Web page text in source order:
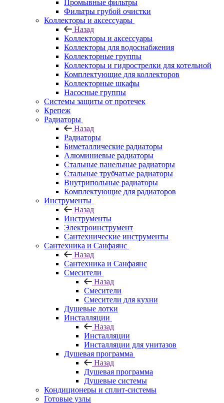
Промывные фильтры
Фильтры грубой очистки
Коллекторы и аксессуары
Назад
Коллекторы и аксессуары
Коллекторы для водоснабжения
Коллекторные группы
Коллекторы и гидрострелки для котельной
Комплектующие для коллекторов
Коллекторные шкафы
Насосные группы
Системы защиты от протечек
Крепеж
Радиаторы
Назад
Радиаторы
Биметаллические радиаторы
Алюминиевые радиаторы
Стальные панельные радиаторы
Стальные трубчатые радиаторы
Внутрипольные радиаторы
Комплектующие для радиаторов
Инструменты
Назад
Инструменты
Электроинструмент
Сантехнические инструменты
Сантехника и Санфаянс
Назад
Сантехника и Санфаянс
Смесители
Назад
Смесители
Смесители для кухни
Душевые лотки
Инсталляции
Назад
Инсталляции
Инсталляции для унитазов
Душевая программа
Назад
Душевая программа
Душевые системы
Кондиционеры и сплит-системы
Готовые узлы